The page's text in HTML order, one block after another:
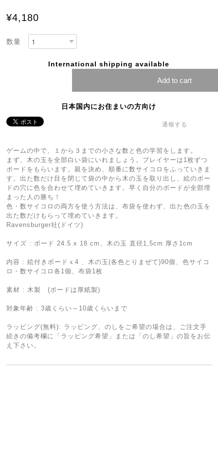
¥4,180
数量
International shipping available
Add to cart
日本国内にお住まいの方向け
通報する
ゲームの中で、１から３までの小さな数と色の学習をします。
まず、木の玉を全部白い袋にいれましょう。プレイヤーは1枚ずつ
ボードをもらいます。親を決め、順番に数サイコロをふっていきま
す。出た数だけ目を閉じて袋の中から木の玉を取り出し、絵のボー
ドの穴に色を合わせて埋めていきます。早く自分のボードが全部埋
まった人の勝ち！
色・数サイコロの両方を使う方法は、布袋を使わず、出た色の玉を
出た数だけもらって埋めていきます。
Ravensburger社(ドイツ)
サイズ : ボード 24.5 x 18 cm、木の玉 直径1,5cm 厚さ1cm
内容 : 絵付きボードｘ4 、木の玉(各色とりまぜて)90個、色サイコ
ロ・数サイコロ各1個、布袋1枚
素材 : 木製 (ボードは厚紙製)
対象年齢 : 3歳くらい～10歳くらいまで
ラッピング(無料): ラッピング、のしをご希望の場合は、ご注文手
続きの備考欄に「ラッピング希望」または「のし希望」の旨をお伝
え下さい。